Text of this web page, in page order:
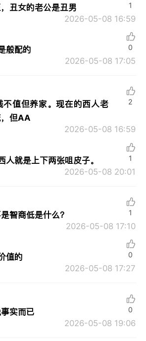
丑女的老公是丑男
2026-05-08 16:59
1
般配的
2026-05-08 17:05
0
不值但养家。现在的西人老
但AA
2026-05-08 16:59
2
人就是上下两张咀皮子。
2026-05-08 20:01
1
智商低是什么？
2026-05-08 17:10
1
值的
2026-05-08 17:27
0
实而已
2026-05-08 19:06
0